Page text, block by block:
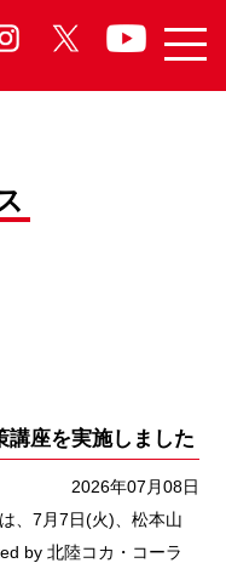
講座を実施しました
2026年07月08日
、7月7日(火)、松本山
by 北陸コカ・コーラ